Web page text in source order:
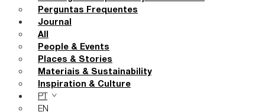
Perguntas Frequentes
Journal
All
People & Events
Places & Stories
Materiais & Sustainability
Inspiration & Culture
PT
EN